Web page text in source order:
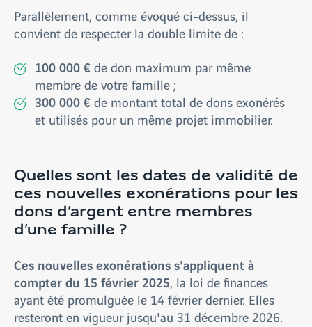
Parallèlement, comme évoqué ci-dessus, il
convient de respecter la double limite de :
100 000 €de don maximum par même
membre de votre famille ;
300 000 €de montant total de dons exonérés
et utilisés pour un même projet immobilier.
Quelles sont les dates de validité de
ces nouvelles exonérations pour les
dons d’argent entre membres
d’une famille ?
Ces nouvelles exonérations s'appliquent à
compter du 15 février 2025, la loi de finances
ayant été promulguée le 14 février dernier. Elles
resteront en vigueur jusqu'au 31 décembre 2026.